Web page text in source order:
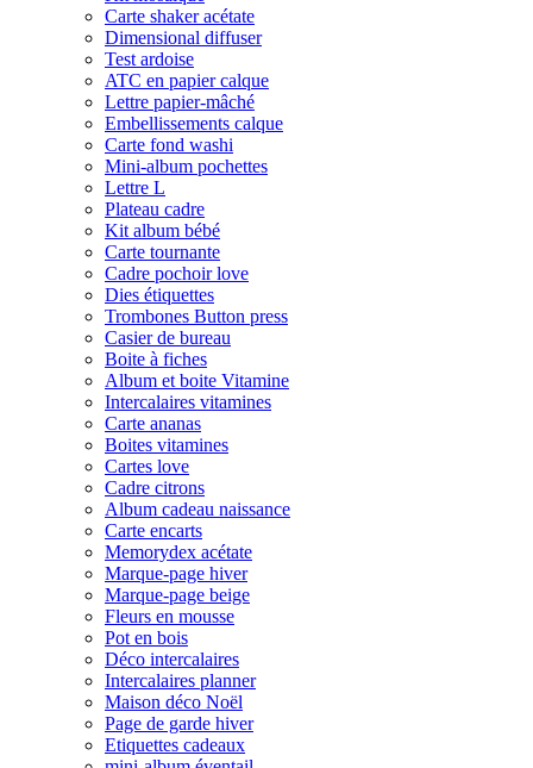
Carte shaker acétate
Dimensional diffuser
Test ardoise
ATC en papier calque
Lettre papier-mâché
Embellissements calque
Carte fond washi
Mini-album pochettes
Lettre L
Plateau cadre
Kit album bébé
Carte tournante
Cadre pochoir love
Dies étiquettes
Trombones Button press
Casier de bureau
Boite à fiches
Album et boite Vitamine
Intercalaires vitamines
Carte ananas
Boites vitamines
Cartes love
Cadre citrons
Album cadeau naissance
Carte encarts
Memorydex acétate
Marque-page hiver
Marque-page beige
Fleurs en mousse
Pot en bois
Déco intercalaires
Intercalaires planner
Maison déco Noël
Page de garde hiver
Etiquettes cadeaux